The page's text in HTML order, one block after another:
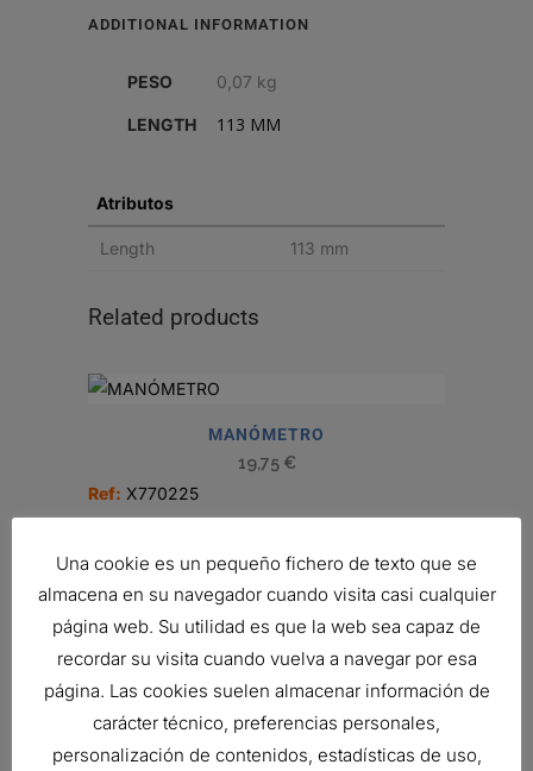
ADDITIONAL INFORMATION
PESO 0,07 kg
LENGTH 113 MM
Atributos
Length 113 mm
Related products
MANÓMETRO
19,75 €
Ref: X770225
RESPIRADERO, CIL?NDRICO AIRE
Ref:P528234
V?LVULA DE RETENCI?N
Ref:P562314
Una cookie es un pequeño fichero de texto que se
almacena en su navegador cuando visita casi cualquier
página web. Su utilidad es que la web sea capaz de
recordar su visita cuando vuelva a navegar por esa
página. Las cookies suelen almacenar información de
carácter técnico, preferencias personales,
personalización de contenidos, estadísticas de uso,